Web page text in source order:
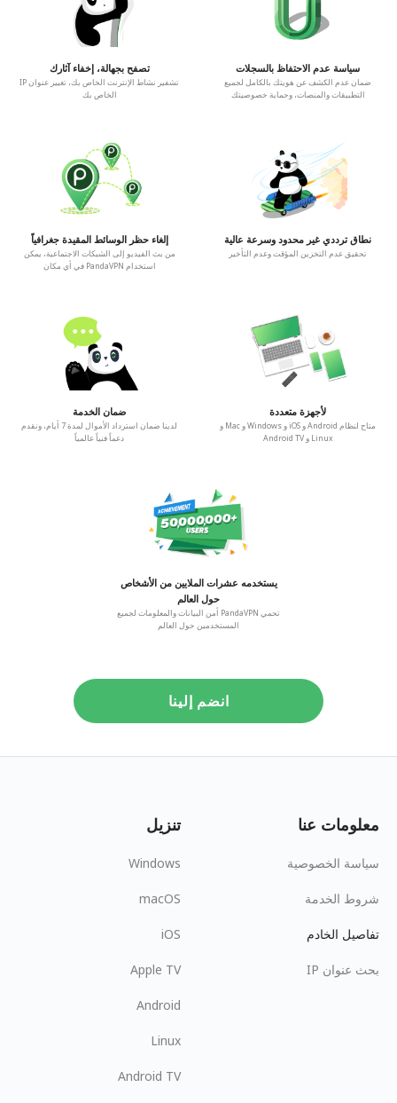
سياسة عدم الاحتفاظ بالسجلات
ضمان عدم الكشف عن هويتك بالكامل لجميع
التطبيقات والمنصات، وحماية خصوصيتك
تصفح بجهالة، إخفاء آثارك
تشفير نشاط الإنترنت الخاص بك، تغيير عنوان IP
الخاص بك
نطاق ترددي غير محدود وسرعة عالية
تحقيق عدم التخزين المؤقت وعدم التأخير
إلغاء حظر الوسائط المقيدة جغرافياً
من بث الفيديو إلى الشبكات الاجتماعية، يمكن
استخدام PandaVPN في أي مكان
لأجهزة متعددة
متاح لنظام Android و iOS و Windows و Mac و
Linux و Android TV
ضمان الخدمة
لدينا ضمان استرداد الأموال لمدة 7 أيام، ونقدم
دعماً فنياً عالمياً
يستخدمه عشرات الملايين من الأشخاص
حول العالم
تحمي PandaVPN أمن البيانات والمعلومات لجميع
المستخدمين حول العالم
انضم إلينا
معلومات عنا
سياسة الخصوصية
شروط الخدمة
تفاصيل الخادم
بحث عنوان IP
تنزيل
Windows
macOS
iOS
Apple TV
Android
Linux
Android TV